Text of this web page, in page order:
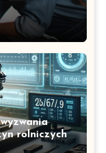
rolniczych